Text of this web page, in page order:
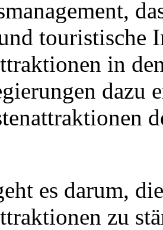
touristische
in
dazu
es darum,
zu